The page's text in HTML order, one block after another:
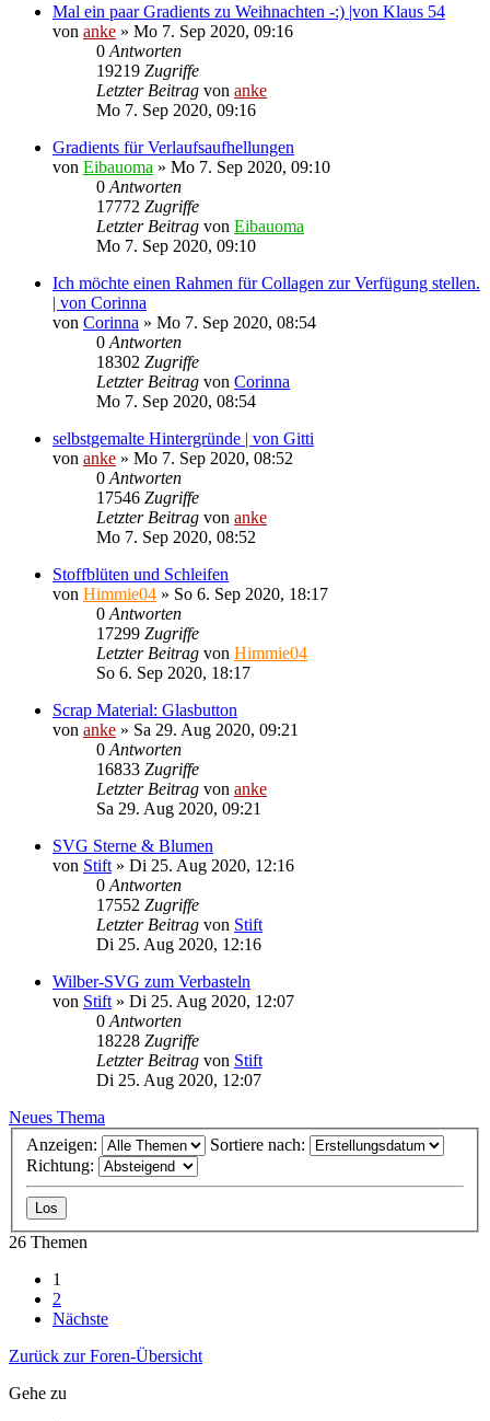
Mal ein paar Gradients zu Weihnachten -:) |von Klaus 54
von anke » Mo 7. Sep 2020, 09:16
0 Antworten
19219 Zugriffe
Letzter Beitrag von anke
Mo 7. Sep 2020, 09:16
Gradients für Verlaufsaufhellungen
von Eibauoma » Mo 7. Sep 2020, 09:10
0 Antworten
17772 Zugriffe
Letzter Beitrag von Eibauoma
Mo 7. Sep 2020, 09:10
Ich möchte einen Rahmen für Collagen zur Verfügung stellen.
| von Corinna
von Corinna » Mo 7. Sep 2020, 08:54
0 Antworten
18302 Zugriffe
Letzter Beitrag von Corinna
Mo 7. Sep 2020, 08:54
selbstgemalte Hintergründe | von Gitti
von anke » Mo 7. Sep 2020, 08:52
0 Antworten
17546 Zugriffe
Letzter Beitrag von anke
Mo 7. Sep 2020, 08:52
Stoffblüten und Schleifen
von Himmie04 » So 6. Sep 2020, 18:17
0 Antworten
17299 Zugriffe
Letzter Beitrag von Himmie04
So 6. Sep 2020, 18:17
Scrap Material: Glasbutton
von anke » Sa 29. Aug 2020, 09:21
0 Antworten
16833 Zugriffe
Letzter Beitrag von anke
Sa 29. Aug 2020, 09:21
SVG Sterne & Blumen
von Stift » Di 25. Aug 2020, 12:16
0 Antworten
17552 Zugriffe
Letzter Beitrag von Stift
Di 25. Aug 2020, 12:16
Wilber-SVG zum Verbasteln
von Stift » Di 25. Aug 2020, 12:07
0 Antworten
18228 Zugriffe
Letzter Beitrag von Stift
Di 25. Aug 2020, 12:07
Neues Thema
Anzeigen:
Sortiere nach:
Richtung:
26 Themen
1
2
Nächste
Zurück zur Foren-Übersicht
Gehe zu